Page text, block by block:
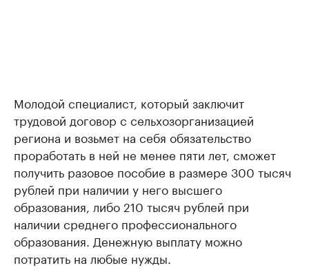
Молодой специалист, который заключит
трудовой договор с сельхозорганизацией
региона и возьмет на себя обязательство
проработать в ней не менее пяти лет, сможет
получить разовое пособие в размере 300 тысяч
рублей при наличии у него высшего
образования, либо 210 тысяч рублей при
наличии среднего профессионального
образования. Денежную выплату можно
потратить на любые нужды.